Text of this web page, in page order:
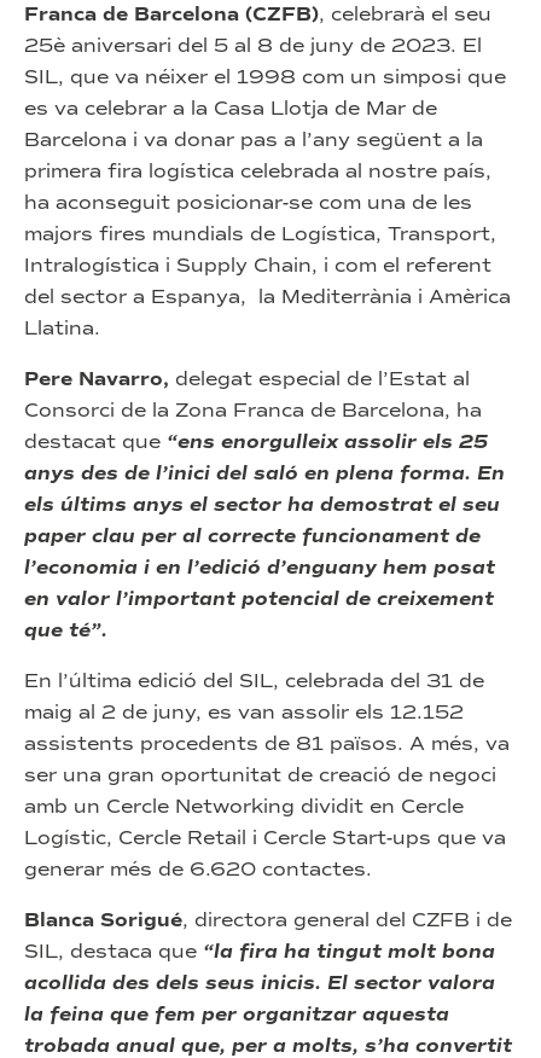
Franca de Barcelona (CZFB), celebrarà el seu
25è aniversari del 5 al 8 de juny de 2023. El
SIL, que va néixer el 1998 com un simposi que
es va celebrar a la Casa Llotja de Mar de
Barcelona i va donar pas a l’any següent a la
primera fira logística celebrada al nostre país,
ha aconseguit posicionar-se com una de les
majors fires mundials de Logística, Transport,
Intralogística i Supply Chain, i com el referent
del sector a Espanya, la Mediterrània i Amèrica
Llatina.
Pere Navarro, delegat especial de l’Estat al
Consorci de la Zona Franca de Barcelona, ha
destacat que “ens enorgulleix assolir els 25
anys des de l’inici del saló en plena forma. En
els últims anys el sector ha demostrat el seu
paper clau per al correcte funcionament de
l’economia i en l’edició d’enguany hem posat
en valor l’important potencial de creixement
que té”.
En l’última edició del SIL, celebrada del 31 de
maig al 2 de juny, es van assolir els 12.152
assistents procedents de 81 països. A més, va
ser una gran oportunitat de creació de negoci
amb un Cercle Networking dividit en Cercle
Logístic, Cercle Retail i Cercle Start-ups que va
generar més de 6.620 contactes.
Blanca Sorigué, directora general del CZFB i de
SIL, destaca que “la fira ha tingut molt bona
acollida des dels seus inicis. El sector valora
la feina que fem per organitzar aquesta
trobada anual que, per a molts, s’ha convertit